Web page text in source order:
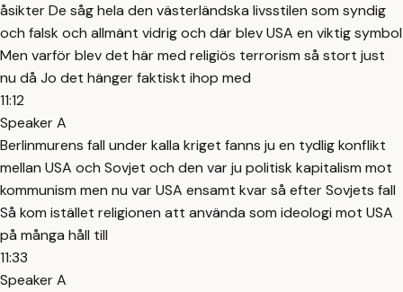
åsikter De såg hela den västerländska livsstilen som syndig
och falsk och allmänt vidrig och där blev USA en viktig symbol
Men varför blev det här med religiös terrorism så stort just
nu då Jo det hänger faktiskt ihop med
11:12
Speaker A
Berlinmurens fall under kalla kriget fanns ju en tydlig konflikt
mellan USA och Sovjet och den var ju politisk kapitalism mot
kommunism men nu var USA ensamt kvar så efter Sovjets fall
Så kom istället religionen att använda som ideologi mot USA
på många håll till
11:33
Speaker A